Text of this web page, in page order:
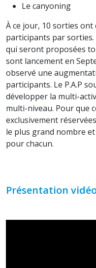
Le canyoning
À ce jour, 10 sorties ont
participants par sorties.
qui seront proposées
sont lancement en
observé une
participants. Le P.A.P
développer la multi-
multi-niveau. Pour que
exclusivement
le plus grand nombre
pour chacun.
Présentation